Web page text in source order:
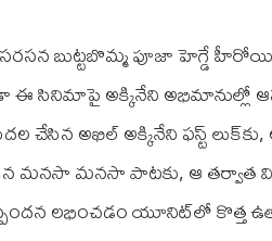
బుట్టబొమ్మ పూజా హెగ్డే
ఈ సినిమాపై అక్కినేని అభిమానుల్లో
చేసిన అఖిల్ అక్కినేని ఫస్ట్
మనసా మ‌న‌సా పాటకు, ఆ
లభించడం యూనిట్‌లో కొత్త